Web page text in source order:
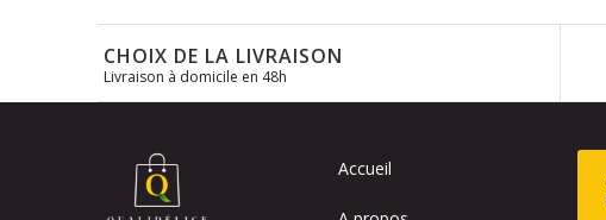
CHOIX DE LA LIVRAISON
Livraison à domicile en 48h
Accueil